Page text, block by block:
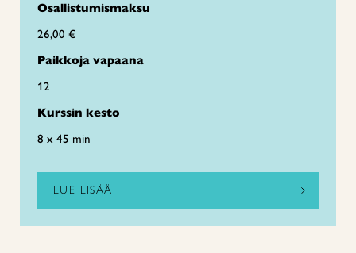
Osallistumismaksu
26,00 €
Paikkoja vapaana
12
Kurssin kesto
8 x 45 min
LUE LISÄÄ